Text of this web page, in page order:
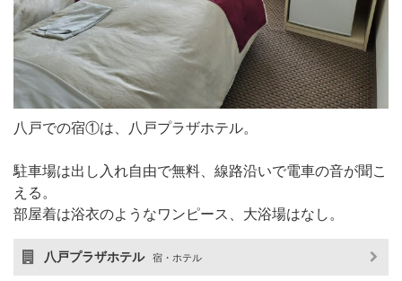
八戸での宿①は、八戸プラザホテル。
駐車場は出し入れ自由で無料、線路沿いで電車の音が聞こ
える。
部屋着は浴衣のようなワンピース、大浴場はなし。
八戸プラザホテル 宿・ホテル